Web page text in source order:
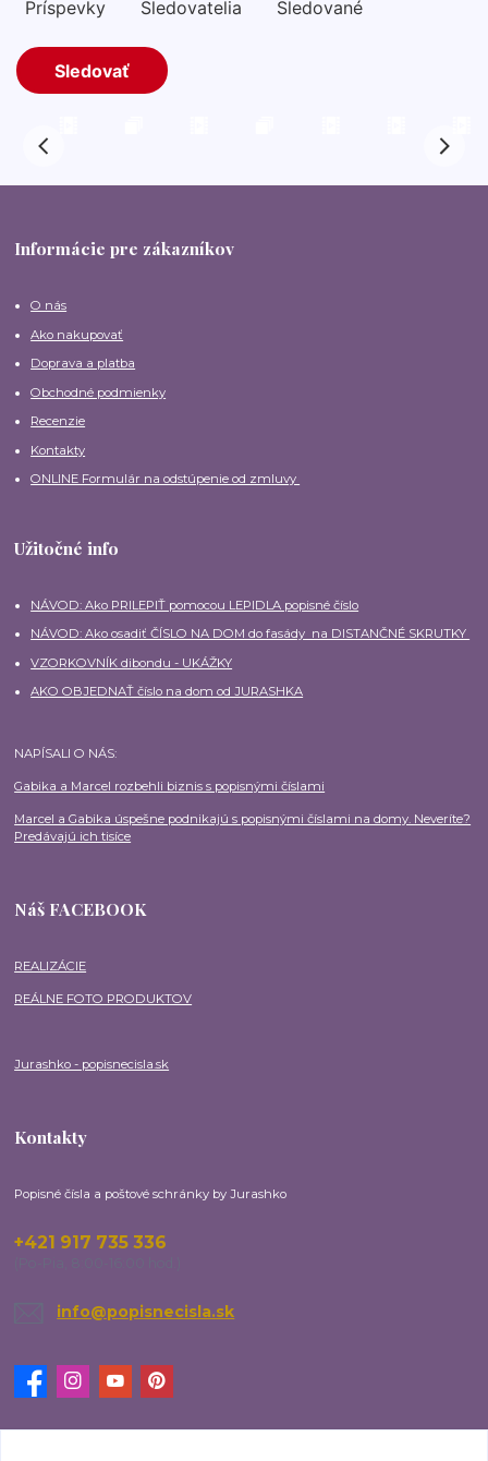
Informácie pre zákazníkov
O nás
Ako nakupovať
Doprava a platba
Obchodné podmienky
Recenzie
Kontakty
ONLINE Formulár na odstúpenie od zmluvy
Užitočné info
NÁVOD: Ako PRILEPIŤ pomocou LEPIDLA popisné číslo
NÁVOD: Ako osadiť ČÍSLO NA DOM do fasády na DISTANČNÉ SKRUTKY
VZORKOVNÍK dibondu - UKÁŽKY
AKO OBJEDNAŤ číslo na dom od JURASHKA
NAPÍSALI O NÁS:
Gabika a Marcel rozbehli biznis s popisnými číslami
Marcel a Gabika úspešne podnikajú s popisnými číslami na domy. Neveríte?
Predávajú ich tisíce
Náš FACEBOOK
REALIZÁCIE
REÁLNE FOTO PRODUKTOV
Jurashko - popisnecisla.sk
Kontakty
Popisné čísla a poštové schránky by Jurashko
+421 917 735 336
info@popisnecisla.sk